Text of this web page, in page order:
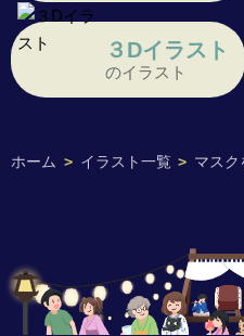
ホーム > イラスト一覧 > マスク
３Dイラスト
のイラスト